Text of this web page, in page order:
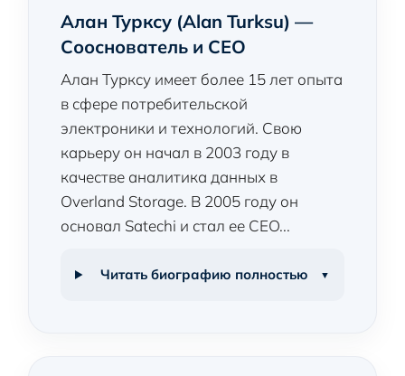
Алан Турксу (Alan Turksu) —
Сооснователь и CEO
Алан Турксу имеет более 15 лет опыта
в сфере потребительской
электроники и технологий. Свою
карьеру он начал в 2003 году в
качестве аналитика данных в
Overland Storage. В 2005 году он
основал Satechi и стал ее CEO...
Читать биографию полностью